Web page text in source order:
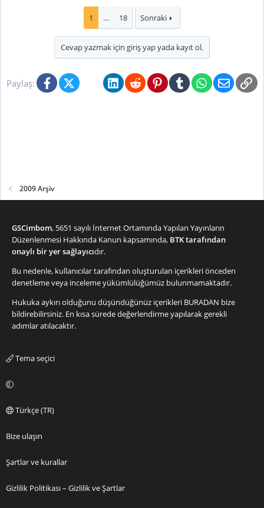
1 … 18 Sonraki
Cevap yazmak için giriş yap yada kayıt ol.
Paylaş: FacebookX (Twitter)BlueskyLinkedInRedditPinterestTumblrWhatsApp
E-posta
2009 Arşiv
GSCimbom, 5651 sayılı İnternet Ortamında Yapılan Yayınların
Düzenlenmesi Hakkında Kanun kapsamında, BTK tarafından
onaylı bir yer sağlayıcıdır.
Bu nedenle, kullanıcılar tarafından oluşturulan içerikleri önceden
denetleme veya inceleme yükümlülüğümüz bulunmamaktadır.
Hukuka aykırı olduğunu düşündüğünüz içerikleri BURADAN bize
bildirebilirsiniz. En kısa sürede değerlendirme yapılarak gerekli
adımlar atılacaktır.
Tema seçici
Türkçe (TR)
Bize ulaşın
Şartlar ve kurallar
Gizlilik Politikası – Gizlilik ve Şartlar